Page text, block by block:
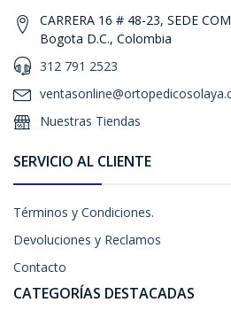
CARRERA 16 # 48-23, SEDE
Bogota D.C., Colombia
312 791 2523
Nuestras Tiendas
SERVICIO AL CLIENTE
Términos y Condiciones.
Devoluciones y Reclamos
Contacto
CATEGORÍAS DESTACADAS